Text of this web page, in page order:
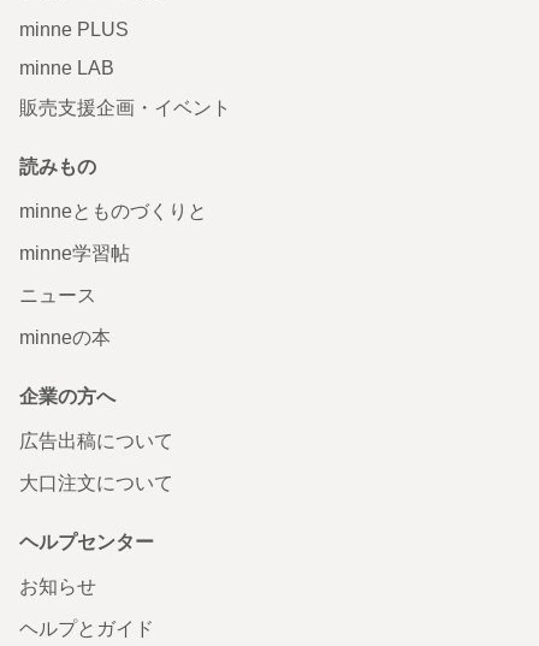
minne PLUS
minne LAB
販売支援企画・イベント
読みもの
minneとものづくりと
minne学習帖
ニュース
minneの本
企業の方へ
広告出稿について
大口注文について
ヘルプセンター
お知らせ
ヘルプとガイド